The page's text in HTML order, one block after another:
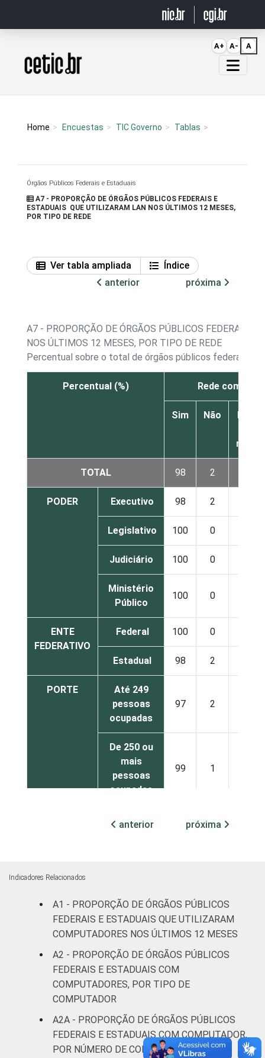
Página inicial
Home Encuestas TIC Governo Tablas
Órgãos Públicos Federais e Estaduais
A7 - PROPORÇÃO DE ÓRGÃOS PÚBLICOS FEDERAIS E
ESTADUAIS QUE UTILIZARAM LAN NOS ÚLTIMOS 12 MESES,
POR TIPO DE REDE
Ver tabla ampliada
Índice
anterior
próxima
A7 - PROPORÇÃO DE ÓRGÃOS PÚBLICOS FEDERAIS
NOS ÚLTIMOS 12 MESES, POR TIPO DE REDE
Percentual sobre o total de órgãos públicos federais e
Percentual (%) Rede com fio
Sim Não
Não
TOTAL 98 2
PODER Executivo 98 2
Legislativo 100 0
Judiciário 100 0
Ministério
Público
100 0
ENTE
FEDERATIVO
Federal 100 0
Estadual 98 2
PORTE
Até 249
pessoas
ocupadas
97 2
De 250 ou
mais
pessoas
ocupadas
99 1
¹Base: 1.641 órgãos públicos federais e
entre julho e outubro de 2015.
anterior próxima
Indicadores Relacionados
A1 - PROPORÇÃO DE ÓRGÃOS PÚBLICOS
FEDERAIS E ESTADUAIS QUE UTILIZARAM
COMPUTADORES NOS ÚLTIMOS 12 MESES
A2 - PROPORÇÃO DE ÓRGÃOS PÚBLICOS
FEDERAIS E ESTADUAIS COM
COMPUTADORES, POR TIPO DE
COMPUTADOR
A2A - PROPORÇÃO DE ÓRGÃOS PÚBLICOS
FEDERAIS E ESTADUAIS COM COMPUTADOR,
POR NÚMERO DE COMPUTADORES
A+ A- A